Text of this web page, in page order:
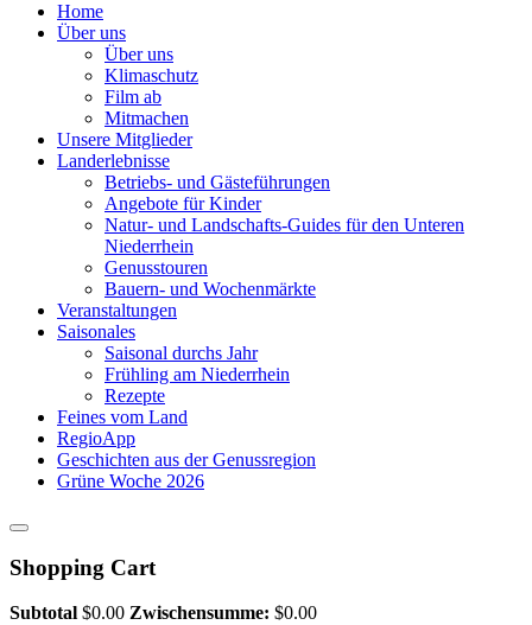
Home
Über uns
Über uns
Klimaschutz
Film ab
Mitmachen
Unsere Mitglieder
Landerlebnisse
Betriebs- und Gästeführungen
Angebote für Kinder
Natur- und Landschafts-Guides für den Unteren
Niederrhein
Genusstouren
Bauern- und Wochenmärkte
Veranstaltungen
Saisonales
Saisonal durchs Jahr
Frühling am Niederrhein
Rezepte
Feines vom Land
RegioApp
Geschichten aus der Genussregion
Grüne Woche 2026
Shopping Cart
Subtotal $0.00 Zwischensumme: $0.00